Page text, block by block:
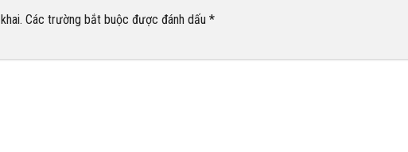
Các trường bắt buộc được đánh dấu *